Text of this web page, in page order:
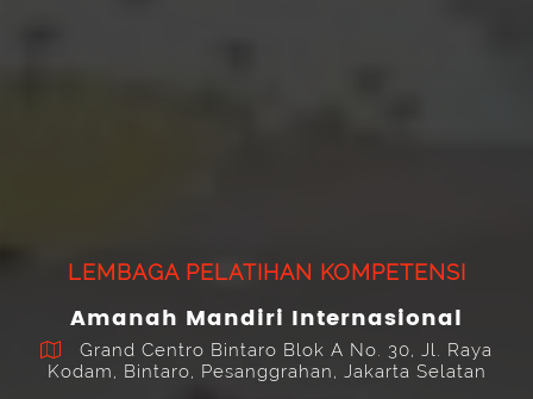
LEMBAGA PELATIHAN KOMPETENSI
Amanah Mandiri Internasional
Grand Centro Bintaro Blok A No. 30, Jl. Raya
Kodam, Bintaro, Pesanggrahan, Jakarta Selatan